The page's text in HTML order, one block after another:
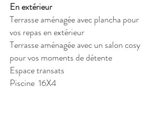
En extérieur
Terrasse aménagée avec plancha pour
vos repas en extérieur
Terrasse aménagée avec un salon cosy
pour vos moments de détente
Espace transats
Piscine 16X4